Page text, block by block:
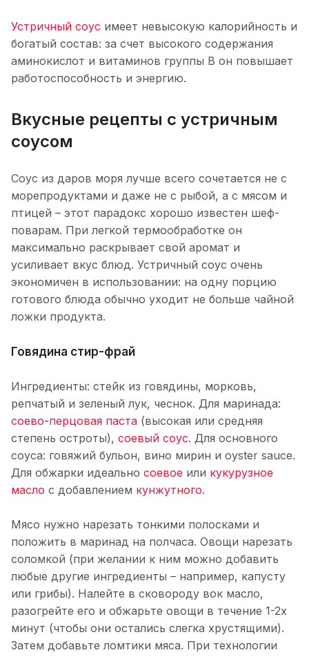
Устричный соус имеет невысокую калорийность и
богатый состав: за счет высокого содержания
аминокислот и витаминов группы В он повышает
работоспособность и энергию.
Вкусные рецепты с устричным
соусом
Соус из даров моря лучше всего сочетается не с
морепродуктами и даже не с рыбой, а с мясом и
птицей – этот парадокс хорошо известен шеф-
поварам. При легкой термообработке он
максимально раскрывает свой аромат и
усиливает вкус блюд. Устричный соус очень
экономичен в использовании: на одну порцию
готового блюда обычно уходит не больше чайной
ложки продукта.
Говядина стир-фрай
Ингредиенты: стейк из говядины, морковь,
репчатый и зеленый лук, чеснок. Для маринада:
соево-перцовая паста (высокая или средняя
степень остроты), соевый соус. Для основного
соуса: говяжий бульон, вино мирин и oyster sauce.
Для обжарки идеально соевое или кукурузное
масло с добавлением кунжутного.
Мясо нужно нарезать тонкими полосками и
положить в маринад на полчаса. Овощи нарезать
соломкой (при желании к ним можно добавить
любые другие ингредиенты – например, капусту
или грибы). Налейте в сковороду вок масло,
разогрейте его и обжарьте овощи в течение 1-2х
минут (чтобы они остались слегка хрустящими).
Затем добавьте ломтики мяса. При технологии